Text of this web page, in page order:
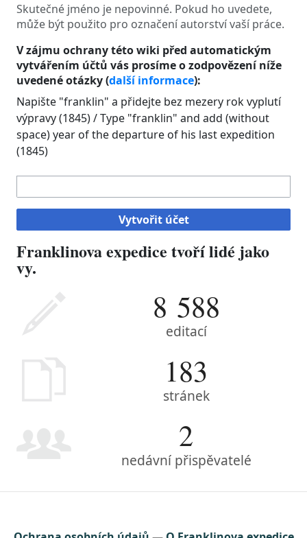
Skutečné jméno je nepovinné. Pokud ho uvedete,
může být použito pro označení autorství vaší práce.
V zájmu ochrany této wiki před automatickým
vytvářením účtů vás prosíme o zodpovězení níže
uvedené otázky (další informace):
Napište "franklin" a přidejte bez mezery rok vyplutí
výpravy (1845) / Type "franklin" and add (without
space) year of the departure of his last expedition
(1845)
Vytvořit účet
Franklinova expedice tvoří lidé jako
vy.
8 588
editací
183
stránek
2
nedávní přispěvatelé